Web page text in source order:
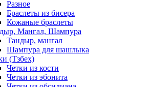
Разное
Браслеты из бисера
Кожаные браслеты
Мангал, Шампура
Тандыр, мангал
Шампура для шашлыка
(Тзбех)
Четки из кости
Четки из эбонита